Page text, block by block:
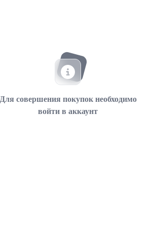
Для совершения покупок необходимо
войти в аккаунт